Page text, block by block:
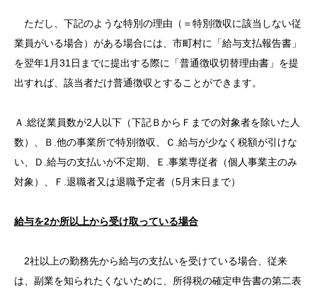
ただし、下記のような特別の理由（＝特別徴収に該当しない従
業員がいる場合）がある場合には、市町村に「給与支払報告書」
を翌年1月31日までに提出する際に「普通徴収切替理由書」を提
出すれば、該当者だけ普通徴収とすることができます。
Ａ.総従業員数が2人以下（下記ＢからＦまでの対象者を除いた人
数）、Ｂ.他の事業所で特別徴収、Ｃ.給与が少なく税額が引けな
い、Ｄ.給与の支払いが不定期、Ｅ.事業専従者（個人事業主のみ
対象）、Ｆ.退職者又は退職予定者（5月末日まで）
給与を2か所以上から受け取っている場合
2社以上の勤務先から給与の支払いを受けている場合、従来
は、副業を知られたくないために、所得税の確定申告書の第二表